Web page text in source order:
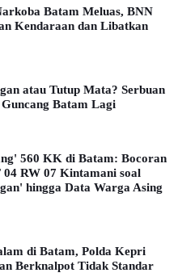
Batam Meluas, BNN
Kendaraan dan Libatkan
atau Tutup Mata? Serbuan
Batam Lagi
560 KK di Batam: Bocoran
RW 07 Kintamani soal
hingga Data Warga Asing
di Batam, Polda Kepri
Berknalpot Tidak Standar